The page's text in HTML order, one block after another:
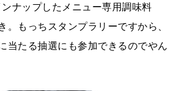
ナップしたメニュー専用調味料
もっちスタンプラリーですから、
当たる抽選にも参加できるのでやん